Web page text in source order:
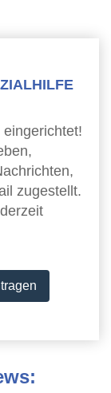
zugestellt.